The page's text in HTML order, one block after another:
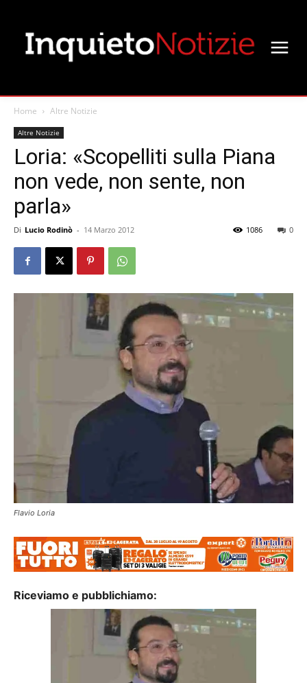
Home Altre Notizie
Altre Notizie
Loria: «Scopelliti sulla Piana
non vede, non sente, non
parla»
Di Lucio Rodinò - 14 Marzo 2012 0
1086
Flavio Loria
Riceviamo e pubblichiamo: